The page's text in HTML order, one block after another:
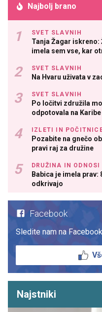
Najbolj brano
SVET SLAVNIH
Tanja Žagar iskreno:
imela sem vse, kar
SVET SLAVNIH
Na Hvaru uživata v
SVET SLAVNIH
Po ločitvi združila
odpotovala na Karibe
IZLETI IN
Pozabite na gnečo
pravi raj za družine
DRUŽINA IN ODNOSI
Babica je imela
odkrivajo
Facebook
Sledite nam na
Najstniki